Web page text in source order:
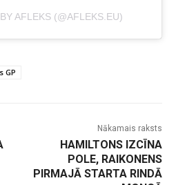
AFLEKS (@AFLEKS.EU)
GP
Nākamais raksts
HAMILTONS IZCĪNA
POLE, RAIKONENS
PIRMAJĀ STARTA RINDĀ